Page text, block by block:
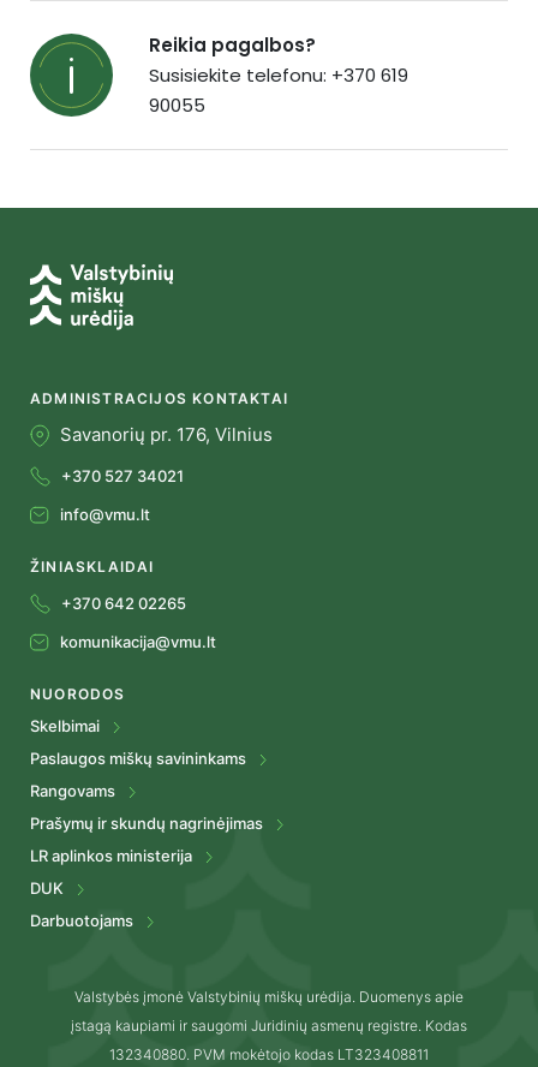
Reikia pagalbos?
Susisiekite telefonu: +370 619
90055
ADMINISTRACIJOS KONTAKTAI
Savanorių pr. 176, Vilnius
+370 527 34021
info@vmu.lt
ŽINIASKLAIDAI
+370 642 02265
komunikacija@vmu.lt
NUORODOS
Skelbimai
Paslaugos miškų savininkams
Rangovams
Prašymų ir skundų nagrinėjimas
LR aplinkos ministerija
DUK
Darbuotojams
Valstybės įmonė Valstybinių miškų urėdija. Duomenys apie
įstagą kaupiami ir saugomi Juridinių asmenų registre. Kodas
132340880. PVM mokėtojo kodas LT323408811